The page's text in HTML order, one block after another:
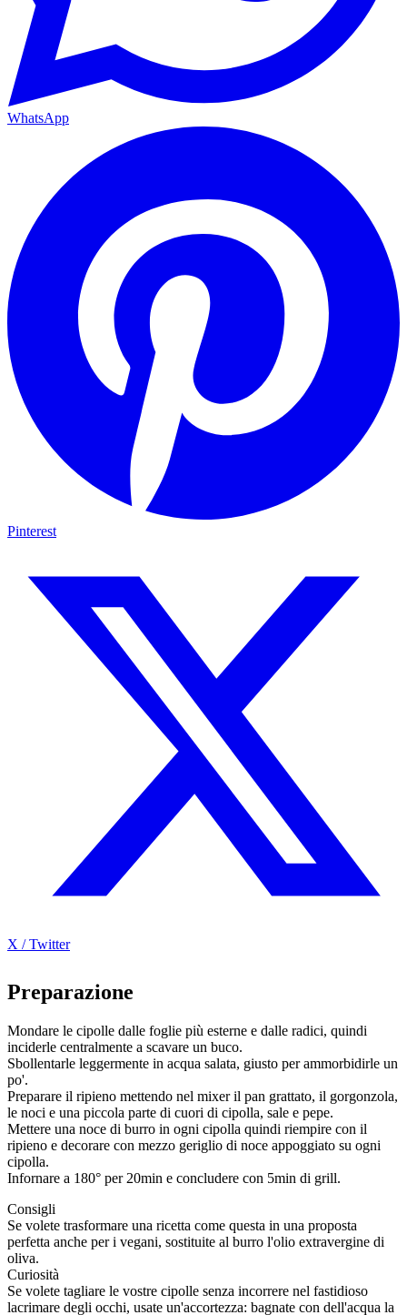
WhatsApp
Pinterest
X / Twitter
Preparazione
Mondare le cipolle dalle foglie più esterne e dalle radici, quindi
inciderle centralmente a scavare un buco.
Sbollentarle leggermente in acqua salata, giusto per ammorbidirle un
po'.
Preparare il ripieno mettendo nel mixer il pan grattato, il gorgonzola,
le noci e una piccola parte di cuori di cipolla, sale e pepe.
Mettere una noce di burro in ogni cipolla quindi riempire con il
ripieno e decorare con mezzo geriglio di noce appoggiato su ogni
cipolla.
Infornare a 180° per 20min e concludere con 5min di grill.
Consigli
Se volete trasformare una ricetta come questa in una proposta
perfetta anche per i vegani, sostituite al burro l'olio extravergine di
oliva.
Curiosità
Se volete tagliare le vostre cipolle senza incorrere nel fastidioso
lacrimare degli occhi, usate un'accortezza: bagnate con dell'acqua la